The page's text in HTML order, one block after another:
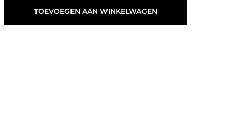
TOEVOEGEN AAN WINKELWAGEN